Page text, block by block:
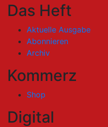
Das Heft
Aktuelle Ausgabe
Abonnieren
Archiv
Kommerz
Shop
Digital